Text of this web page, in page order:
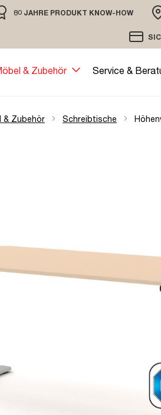
80 JAHRE PRODUKT KNOW-HOW
JAHRE MÖBELBAU MIT TRADITION
& Zubehör Service &
& Zubehör Schreibtische